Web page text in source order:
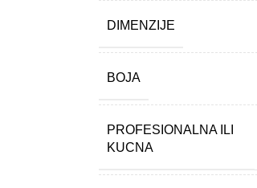
DIMENZIJE
BOJA
PROFESIONALNA ILI
KUCNA